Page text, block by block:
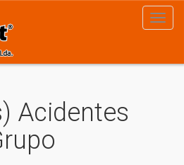
Acidentes